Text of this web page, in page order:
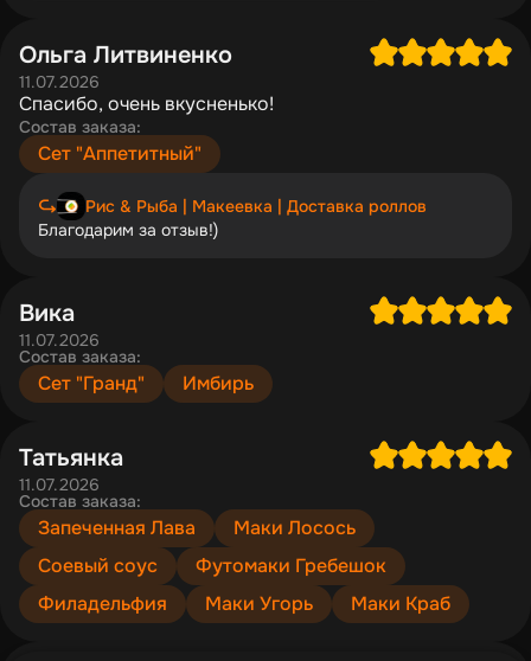
Ольга Литвиненко
11.07.2026
Спасибо, очень вкусненько!
Состав заказа:
Сет "Аппетитный"
Рис & Рыба | Макеевка | Доставка роллов
Благодарим за отзыв!)
Вика
11.07.2026
Состав заказа:
Сет "Гранд" Имбирь
Татьянка
11.07.2026
Состав заказа:
Запеченная Лава
Маки Лосось
Соевый соус
Футомаки Гребешок
Филадельфия
Маки Угорь Маки Краб